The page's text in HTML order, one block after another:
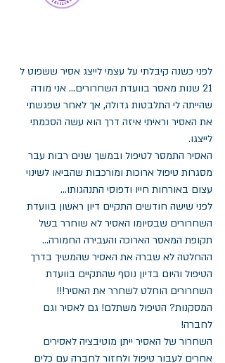
לפני כשנה קיבלתי על עצמי לייצג אסיר ששפוט ל
21 שנות מאסר בוועדת השחרורים... אני מודה
שהייתה לי התלבטות גדולה, אך לאחר שפגשתי
את האסיר וראיתי איזה דרך הוא עשה הסכמתי
לייצגו.
האסיר התמסר לטיפול ובמשך שנים רבות עבר
מסגרות טיפול ארוכות ומורכבות שהביאו לשינוי
עצום באורחות חייו ודפוסי התנהגותו...
לפני שישה חודשים התקיים דיון ראשון בוועדת
השחרורים שבסיומו האסיר לא שוחרר בשל
תקופת המאסר הארוכה והעבירה החמורה...
ההחלטה לא שברה את האסיר שהמשיך בדרך
הטיפול והיום בדיון נוסף שהתקיים בוועדת
השחרורים הוחלט לשחרר את האסיר!!!
המסקנות? הטיפול משתלם! גם לאסיר וגם
לחברה!
השחרור של האסיר ייתן מוטיבציה לאסירים
אחרים לעבור טיפול ולחזור לחברה עם כלים